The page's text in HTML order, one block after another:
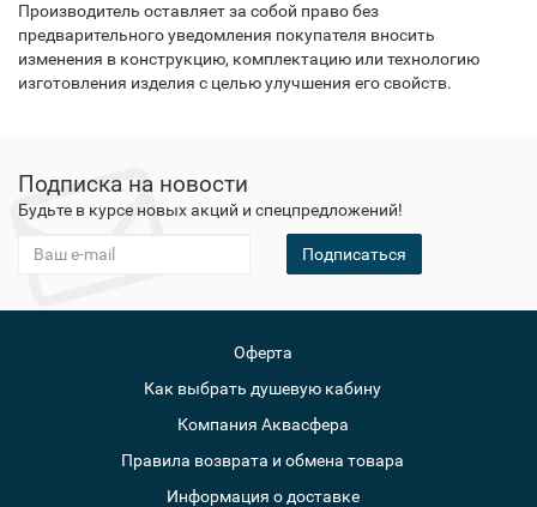
Производитель оставляет за собой право без
предварительного уведомления покупателя вносить
изменения в конструкцию, комплектацию или технологию
изготовления изделия с целью улучшения его свойств.
Подписка на новости
Будьте в курсе новых акций и спецпредложений!
Подписаться
Оферта
Как выбрать душевую кабину
Компания Аквасфера
Правила возврата и обмена товара
Информация о доставке